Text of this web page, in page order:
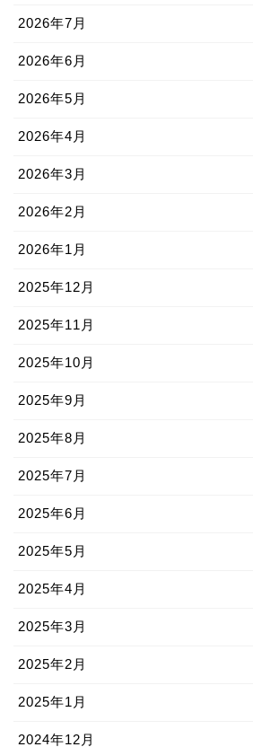
2026年7月
2026年6月
2026年5月
2026年4月
2026年3月
2026年2月
2026年1月
2025年12月
2025年11月
2025年10月
2025年9月
2025年8月
2025年7月
2025年6月
2025年5月
2025年4月
2025年3月
2025年2月
2025年1月
2024年12月